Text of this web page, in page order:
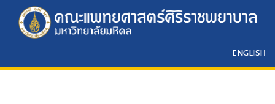
ENGLISH